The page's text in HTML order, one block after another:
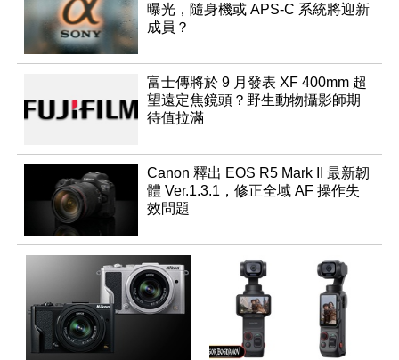
曝光，隨身機或 APS-C 系統將迎新
成員？
富士傳將於 9 月發表 XF 400mm 超
望遠定焦鏡頭？野生動物攝影師期
待值拉滿
Canon 釋出 EOS R5 Mark II 最新韌
體 Ver.1.3.1，修正全域 AF 操作失
效問題